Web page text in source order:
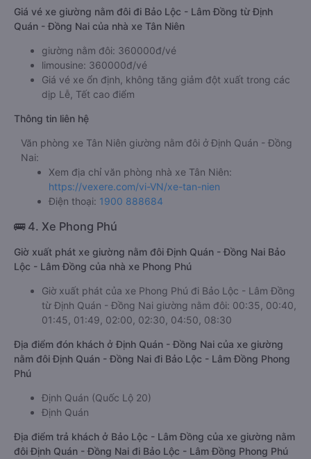
Giá vé xe giường nằm đôi đi Bảo Lộc - Lâm Đồng từ Định
Quán - Đồng Nai của nhà xe Tân Niên
giường nằm đôi: 360000đ/vé
limousine: 360000đ/vé
Giá vé xe ổn định, không tăng giảm đột xuất trong các
dịp Lễ, Tết cao điểm
Thông tin liên hệ
Văn phòng xe Tân Niên giường nằm đôi ở Định Quán - Đồng
Nai:
Xem địa chỉ văn phòng nhà xe Tân Niên:
https://vexere.com/vi-VN/xe-tan-nien
Điện thoại: 1900 888684
🚌 4. Xe Phong Phú
Giờ xuất phát xe giường nằm đôi Định Quán - Đồng Nai Bảo
Lộc - Lâm Đồng của nhà xe Phong Phú
Giờ xuất phát của xe Phong Phú đi Bảo Lộc - Lâm Đồng
từ Định Quán - Đồng Nai giường nằm đôi: 00:35, 00:40,
01:45, 01:49, 02:00, 02:30, 04:50, 08:30
Địa điểm đón khách ở Định Quán - Đồng Nai của xe giường
nằm đôi Định Quán - Đồng Nai đi Bảo Lộc - Lâm Đồng Phong
Phú
Định Quán (Quốc Lộ 20)
Định Quán
Địa điểm trả khách ở Bảo Lộc - Lâm Đồng của xe giường nằm
đôi Định Quán - Đồng Nai đi Bảo Lộc - Lâm Đồng Phong Phú